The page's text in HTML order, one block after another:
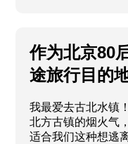
作为北京80
途旅行目的
我最爱去古北水镇
北方古镇的烟火气
适合我们这种想逃